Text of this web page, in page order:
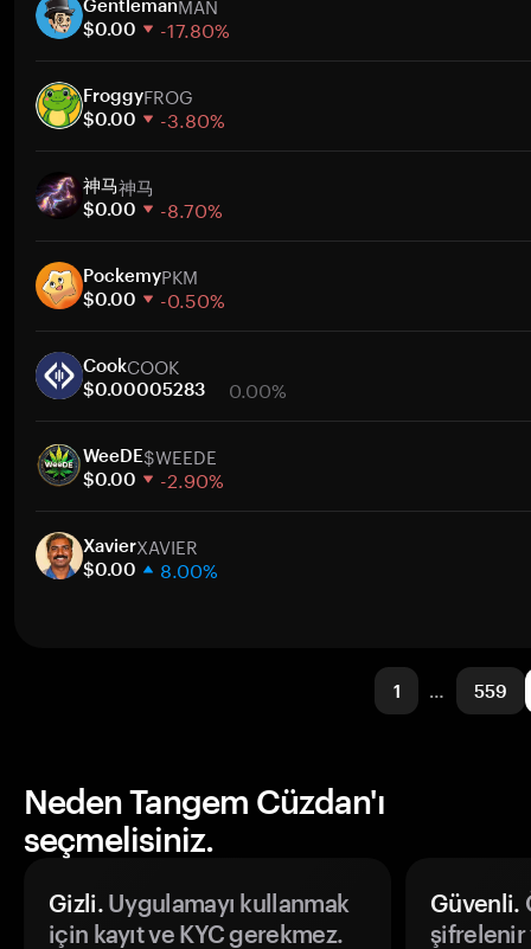
30 gün
Piyasa değeri
$0.00 -17.80%
30 gün
Piyasa değeri
FroggyFROG
$0.00 -3.80%
30 gün
Piyasa değeri
神马神马
$0.00 -8.70%
30 gün
Piyasa değeri
PockemyPKM
$0.00 -0.50%
30 gün
Piyasa değeri
CookCOOK
$0.00005283 0.00%
30 gün
Piyasa değeri
WeeDE$WEEDE
$0.00 -2.90%
30 gün
Piyasa değeri
XavierXAVIER
$0.00 8.00%
1 … 559
Neden Tangem Cüzdan'ı
seçmelisiniz.
Gizli.Uygulamayı kullanmak
için kayıt ve KYC gerekmez.
Güvenli.
şifrelenir